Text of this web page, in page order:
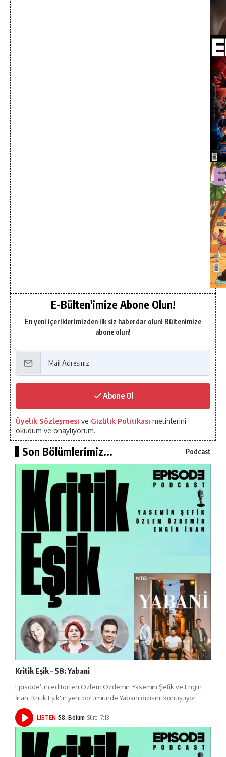
E-Bülten'imize Abone Olun!
En yeni içeriklerimizden ilk siz haberdar olun! Bültenimize
abone olun!
Abone Ol
Üyelik Sözleşmesi ve Gizlilik Politikası metinlerini
okudum ve onaylıyorum.
Son Bölümlerimiz... Podcast
Kritik Eşik – 58: Yabani
Episode’un editörleri Özlem Özdemir, Yasemin Şefik ve Engin
İnan, Kritik Eşik'in yeni bölümünde Yabani dizisini konuşuyor.
LISTEN 58. Bölüm Süre: 7:13